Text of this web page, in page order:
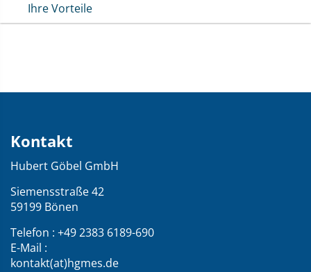
Ihre Vorteile
Kontakt
und
Übersicht
über
die
Webseite
Kontakt
Hubert Göbel GmbH
Siemensstraße 42
59199 Bönen
Telefon : +49 2383 6189-690
E-Mail :
kontakt(at)hgmes.de